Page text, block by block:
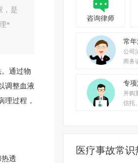
，是
*
通过物
调整血液
理过程，
透
咨询律师
常
公司
商务
专
并购
信托
医疗事故常识